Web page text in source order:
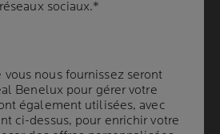
solaire
bebes et enfants
soleil ,reactions au soleil et
soleil
du cancer Protege ta
ABCDE
sociaux.*
nous fournissez seront
Benelux pour gérer votre
également utilisées, avec
ci-dessus, pour enrichir votre
sociaux.*
nous fournissez seront
Benelux pour gérer votre
également utilisées, avec
ci-dessus, pour enrichir votre